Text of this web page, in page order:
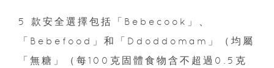
5 款安全選擇包括「Bebecook」、
「Bebefood」和「Ddoddomam」（均屬
「無糖」（每100克固體食物含不超過0.5克